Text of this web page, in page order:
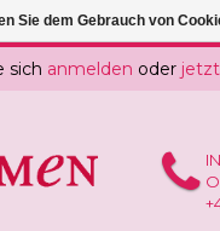
sich anmelden oder
Sie dem Gebrauch von